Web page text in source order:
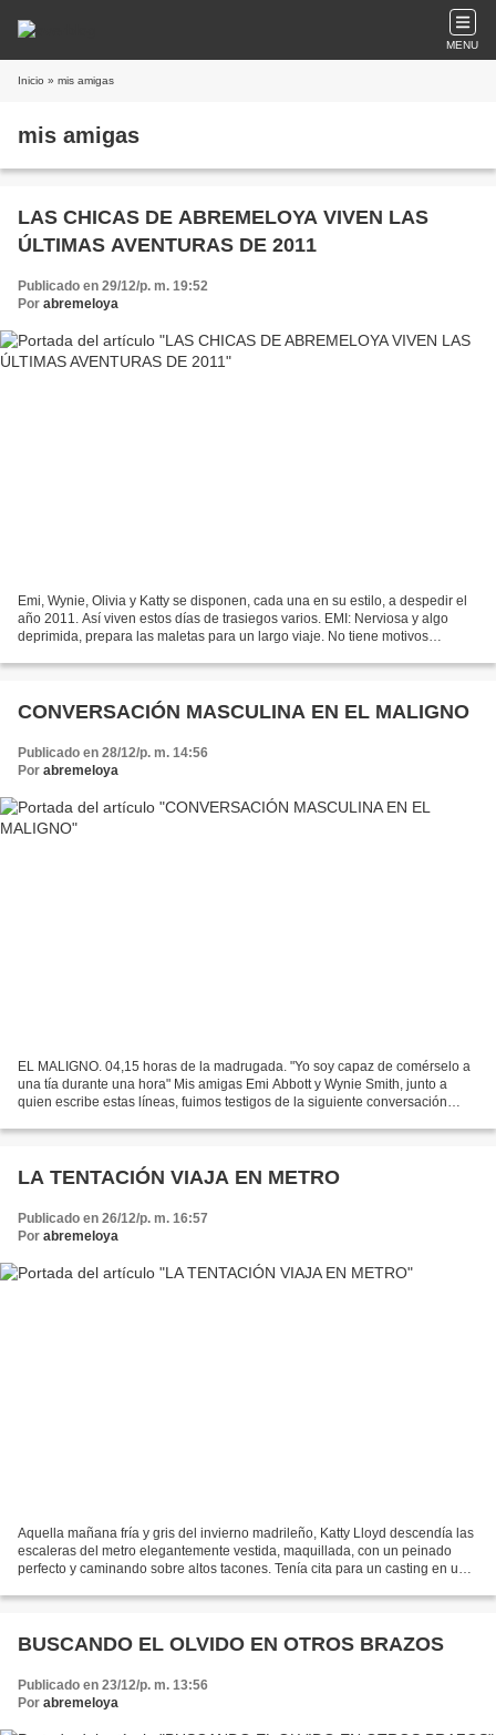
MENU
Inicio » mis amigas
mis amigas
LAS CHICAS DE ABREMELOYA VIVEN LAS
ÚLTIMAS AVENTURAS DE 2011
Publicado en 29/12/p. m. 19:52
Por abremeloya
Emi, Wynie, Olivia y Katty se disponen, cada una en su estilo, a despedir el
año 2011. Así viven estos días de trasiegos varios. EMI: Nerviosa y algo
deprimida, prepara las maletas para un largo viaje. No tiene motivos
CONVERSACIÓN MASCULINA EN EL MALIGNO
Publicado en 28/12/p. m. 14:56
Por abremeloya
EL MALIGNO. 04,15 horas de la madrugada. "Yo soy capaz de comérselo a
una tía durante una hora" Mis amigas Emi Abbott y Wynie Smith, junto a
quien escribe estas líneas, fuimos testigos de la siguiente conversación
LA TENTACIÓN VIAJA EN METRO
Publicado en 26/12/p. m. 16:57
Por abremeloya
Aquella mañana fría y gris del invierno madrileño, Katty Lloyd descendía las
escaleras del metro elegantemente vestida, maquillada, con un peinado
perfecto y caminando sobre altos tacones. Tenía cita para un casting en una
BUSCANDO EL OLVIDO EN OTROS BRAZOS
Publicado en 23/12/p. m. 13:56
Por abremeloya